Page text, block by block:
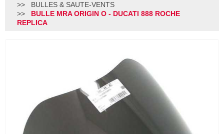
BULLES & SAUTE-VENTS
BULLE MRA ORIGIN O - DUCATI 888 ROCHE
REPLICA